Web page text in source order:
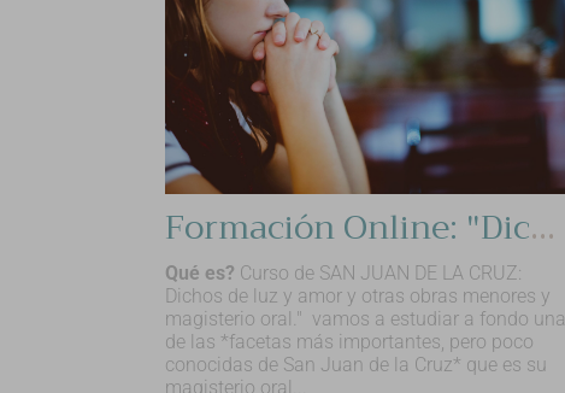
Formación Online: "Dichos de Luz y Amor" de San Juan de la Cruz
Qué es? Curso de SAN JUAN DE LA CRUZ:
Dichos de luz y amor y otras obras menores y
magisterio oral." vamos a estudiar a fondo una
de las *facetas más importantes, pero poco
conocidas de San Juan de la Cruz* que es su
magisterio oral...